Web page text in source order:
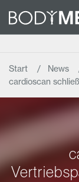
Start News
cardioscan